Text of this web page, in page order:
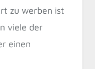
zu werben ist
viele der
einen